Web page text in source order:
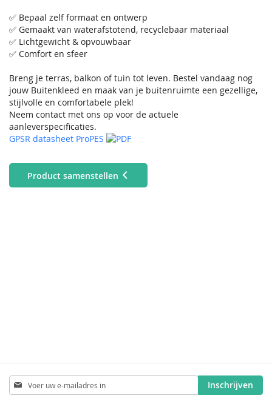
✅ Bepaal zelf formaat en ontwerp
✅ Gemaakt van waterafstotend, recyclebaar materiaal
✅ Lichtgewicht & opvouwbaar
✅ Comfort en sfeer
Breng je terras, balkon of tuin tot leven. Bestel vandaag nog
jouw Buitenkleed en maak van je buitenruimte een gezellige,
stijlvolle en comfortabele plek!
Neem contact met ons op voor de actuele
aanleverspecificaties.
GPSR datasheet ProPES
Product samenstellen
Abonneer
u
Inschrijven